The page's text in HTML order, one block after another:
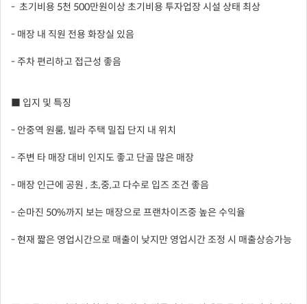
- 초기비용 5천 500만원이상 초기비용 투자업장 시설 상태 최상
- 매장 내 직원 전용 화장실 있음
- 주차 편리하고 접근성 좋음
■ 입지 및 특징
- 안중역 원룸, 빌라 주택 밀집 단지 내 위치
- 주변 타 매장 대비 인지도 좋고 단골 많은 매장
- 매장 인근에 공원 , 초,중,고 다수로 입즈 조건 좋음
- 순마진 50%까지 보는 매장으로 프랜차이즈중 높은 수익율
- 현재 짧은 영업시간으로 매출이 낮지만 영업시간 조정 시 매출상승가능